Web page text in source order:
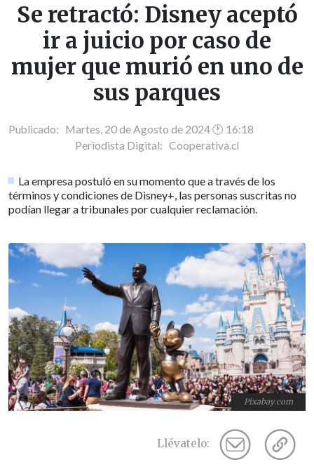
Se retractó: Disney aceptó
ir a juicio por caso de
mujer que murió en uno de
sus parques
Publicado: Martes, 20 de Agosto de 2024 🕐 16:18
Periodista Digital: Cooperativa.cl
La empresa postuló en su momento que a través de los
términos y condiciones de Disney+, las personas suscritas no
podían llegar a tribunales por cualquier reclamación.
Pixabay.com
Llévatelo: